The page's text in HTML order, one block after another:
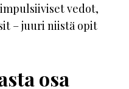
vedot,
– juuri niistä opit
osa